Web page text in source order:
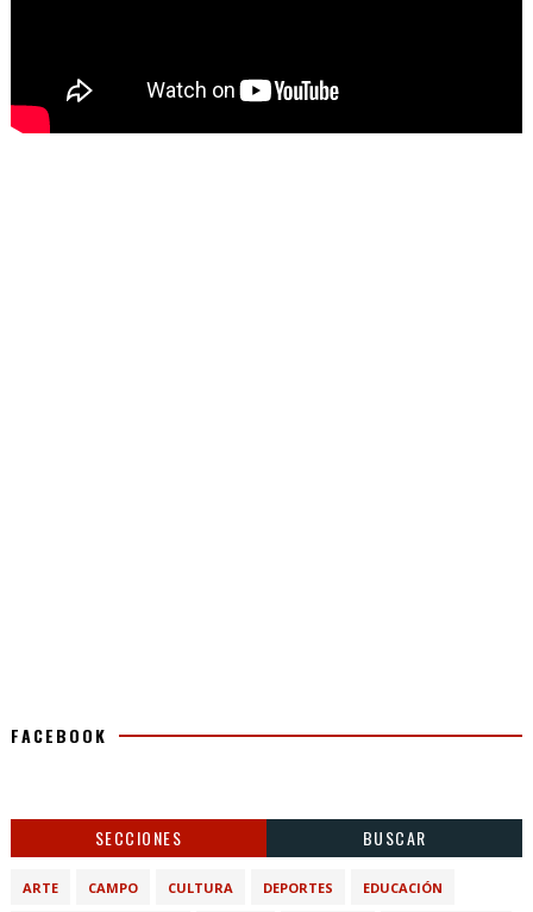
FACEBOOK
SECCIONES BUSCAR
ARTE CAMPO CULTURA DEPORTES EDUCACIÓN